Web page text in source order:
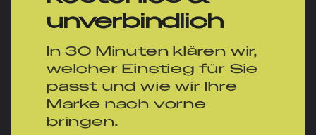
unverbindlich
In 30 Minuten klären wir,
welcher Einstieg für Sie
passt und wie wir Ihre
Marke nach vorne
bringen.